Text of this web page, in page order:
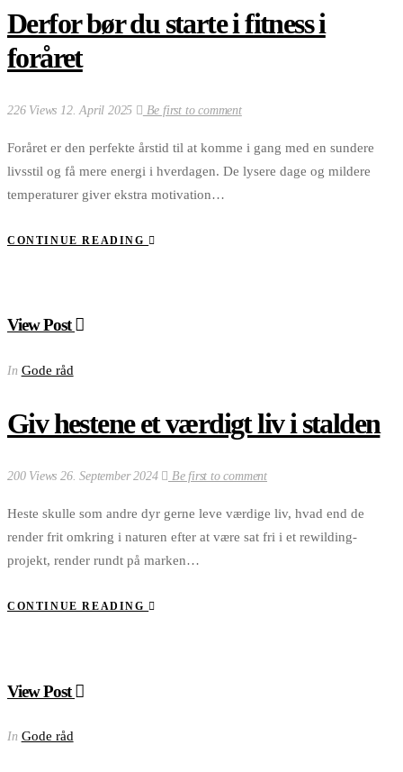
Derfor bør du starte i fitness i
foråret
226 Views 12. April 2025 Be first to comment
Foråret er den perfekte årstid til at komme i gang med en sundere
livsstil og få mere energi i hverdagen. De lysere dage og mildere
temperaturer giver ekstra motivation…
CONTINUE READING
View Post
In Gode råd
Giv hestene et værdigt liv i stalden
200 Views 26. September 2024 Be first to comment
Heste skulle som andre dyr gerne leve værdige liv, hvad end de
render frit omkring i naturen efter at være sat fri i et rewilding-
projekt, render rundt på marken…
CONTINUE READING
View Post
In Gode råd